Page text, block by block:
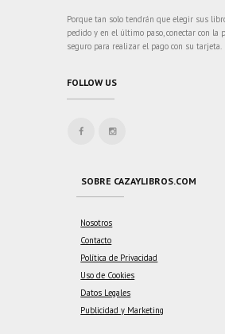
Porque tan solo tendrán que elegir sus
pedido y en el último paso, conectar con la
seguro para realizar el pago con su tarjeta.
FOLLOW US
SOBRE CAZAYLIBROS.COM
Nosotros
Contacto
Política de Privacidad
Uso de Cookies
Datos Legales
Publicidad y Marketing